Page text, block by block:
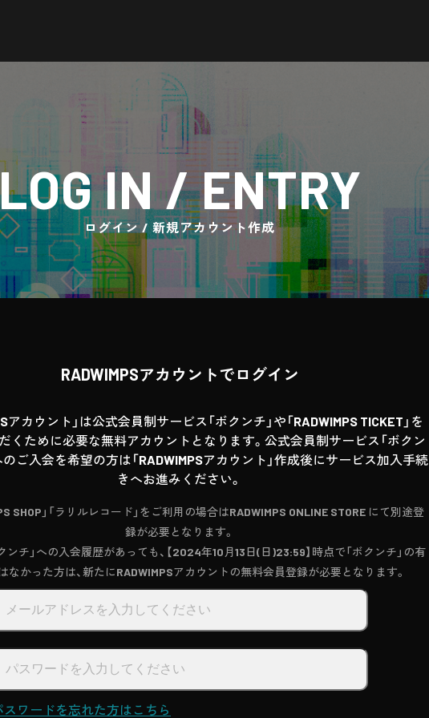
IN / ENTRY
ログイン / 新規アカウント作成
RADWIMPSアカウントでログイン
アカウント」は公式会員制サービス「ボクンチ」や「RADWIMPS TICKET」を
くために必要な無料アカウントとなります。公式会員制サービス「ボクン
のご入会を希望の方は「RADWIMPSアカウント」作成後にサービス加入手続
きへお進みください。
SHOP」「ラリルレコード」をご利用の場合はRADWIMPS ONLINE STORE にて別途登
録が必要となります。
チ」への入会履歴があっても、【2024年10月13日(日)23:59】時点で「ボクンチ」の有
なかった方は、新たにRADWIMPSアカウントの無料会員登録が必要となります。
スワードを忘れた方はこちら